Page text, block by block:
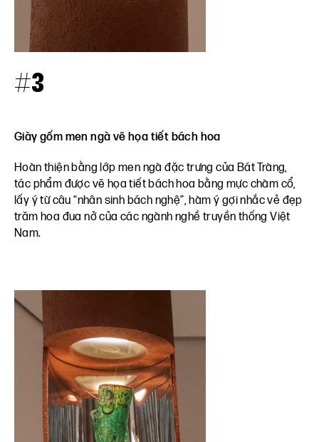
#3
Giày gốm men ngà vẽ họa tiết bách hoa
Hoàn thiện bằng lớp men ngà đặc trưng của Bát Tràng,
tác phẩm được vẽ họa tiết bách hoa bằng mực chàm cổ,
lấy ý từ câu “nhân sinh bách nghệ”, hàm ý gợi nhắc vẻ đẹp
trăm hoa đua nở của các ngành nghề truyền thống Việt
Nam.